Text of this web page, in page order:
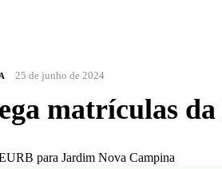
25 de junho de 2024
matrículas